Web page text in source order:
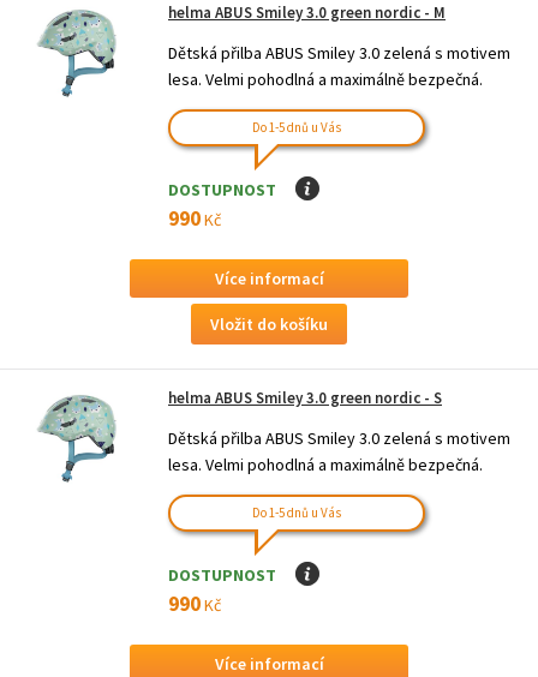
helma ABUS Smiley 3.0 green nordic - M
Dětská přilba ABUS Smiley 3.0 zelená s motivem
lesa. Velmi pohodlná a maximálně bezpečná.
Do 1-5 dnů u Vás
DOSTUPNOST I
990Kč
Více informací
helma ABUS Smiley 3.0 green nordic - S
Dětská přilba ABUS Smiley 3.0 zelená s motivem
lesa. Velmi pohodlná a maximálně bezpečná.
Do 1-5 dnů u Vás
DOSTUPNOST I
990Kč
Více informací